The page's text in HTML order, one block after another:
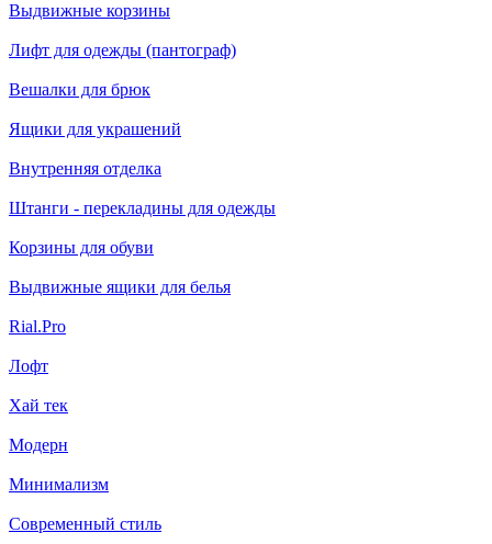
Выдвижные корзины
Лифт для одежды (пантограф)
Вешалки для брюк
Ящики для украшений
Внутренняя отделка
Штанги - перекладины для одежды
Корзины для обуви
Выдвижные ящики для белья
Rial.Pro
Лофт
Хай тек
Модерн
Минимализм
Современный стиль